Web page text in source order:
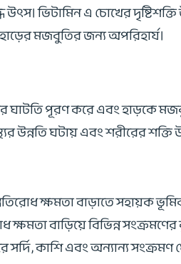
ভিটামিন এ চোখের
মজবুতির জন্য অপরিহার্য।
পূরণ করে এবং হাড়কে
উন্নতি ঘটায় এবং শরীরের শক্তি
ক্ষমতা বাড়াতে
ক্ষমতা বাড়িয়ে বিভিন্ন
কাশি এবং অন্যান্য